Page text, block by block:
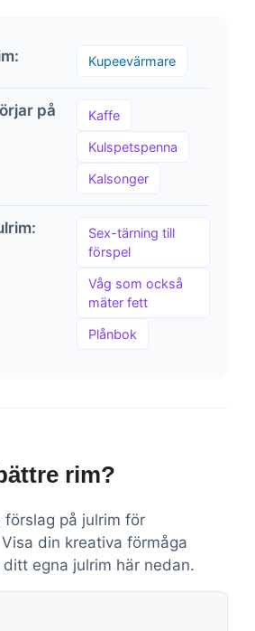
Kupeevärmare
på
Kaffe
Kulspetspenna
Kalsonger
Sex-tärning till
förspel
Våg som också
mäter fett
Plånbok
rim?
på julrim för
din kreativa förmåga
egna julrim här nedan.